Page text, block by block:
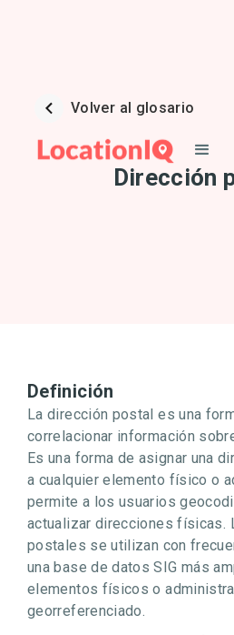
Volver al glosario
Dirección
Definición
La dirección postal es una
correlacionar información
Es una forma de asignar una
a cualquier elemento físico o
permite a los usuarios
actualizar direcciones físicas.
postales se utilizan con
una base de datos SIG más
elementos físicos o
georreferenciado.